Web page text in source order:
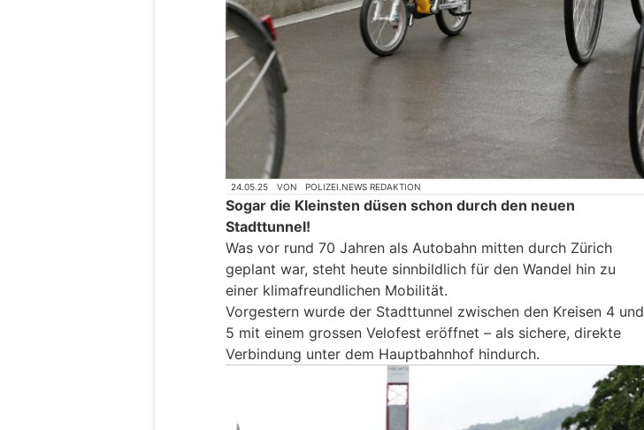
24.05.25 VON POLIZEI.NEWS REDAKTION
Sogar die Kleinsten düsen schon durch den neuen
Stadttunnel!
Was vor rund 70 Jahren als Autobahn mitten durch Zürich
geplant war, steht heute sinnbildlich für den Wandel hin zu
einer klimafreundlichen Mobilität.
Vorgestern wurde der Stadttunnel zwischen den Kreisen 4 und
5 mit einem grossen Velofest eröffnet – als sichere, direkte
Verbindung unter dem Hauptbahnhof hindurch.